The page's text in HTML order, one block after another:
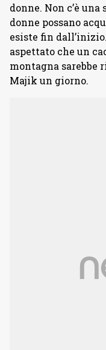
donne. Non c’è
donne possano
esiste fin
aspettato che un
montagna sarebbe
Majik un giorno.